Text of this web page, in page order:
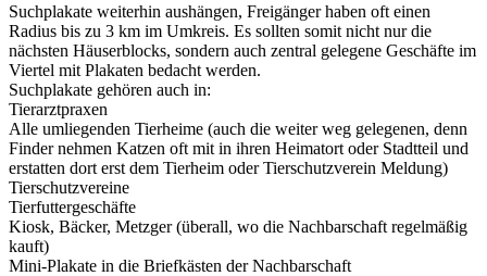
Suchplakate weiterhin aushängen, Freigänger haben oft einen
Radius bis zu 3 km im Umkreis. Es sollten somit nicht nur die
nächsten Häuserblocks, sondern auch zentral gelegene Geschäfte im
Viertel mit Plakaten bedacht werden.
Suchplakate gehören auch in:
Tierarztpraxen
Alle umliegenden Tierheime (auch die weiter weg gelegenen, denn
Finder nehmen Katzen oft mit in ihren Heimatort oder Stadtteil und
erstatten dort erst dem Tierheim oder Tierschutzverein Meldung)
Tierschutzvereine
Tierfuttergeschäfte
Kiosk, Bäcker, Metzger (überall, wo die Nachbarschaft regelmäßig
kauft)
Mini-Plakate in die Briefkästen der Nachbarschaft